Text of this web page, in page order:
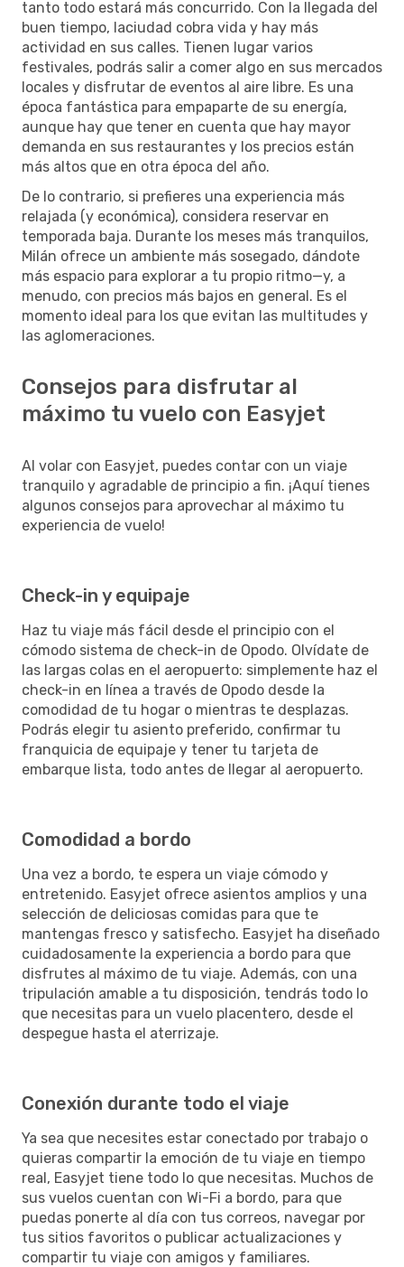
tanto todo estará más concurrido. Con la llegada del
buen tiempo, laciudad cobra vida y hay más
actividad en sus calles. Tienen lugar varios
festivales, podrás salir a comer algo en sus mercados
locales y disfrutar de eventos al aire libre. Es una
época fantástica para empaparte de su energía,
aunque hay que tener en cuenta que hay mayor
demanda en sus restaurantes y los precios están
más altos que en otra época del año.
De lo contrario, si prefieres una experiencia más
relajada (y económica), considera reservar en
temporada baja. Durante los meses más tranquilos,
Milán ofrece un ambiente más sosegado, dándote
más espacio para explorar a tu propio ritmo—y, a
menudo, con precios más bajos en general. Es el
momento ideal para los que evitan las multitudes y
las aglomeraciones.
Consejos para disfrutar al
máximo tu vuelo con Easyjet
Al volar con Easyjet, puedes contar con un viaje
tranquilo y agradable de principio a fin. ¡Aquí tienes
algunos consejos para aprovechar al máximo tu
experiencia de vuelo!
Check-in y equipaje
Haz tu viaje más fácil desde el principio con el
cómodo sistema de check-in de Opodo. Olvídate de
las largas colas en el aeropuerto: simplemente haz el
check-in en línea a través de Opodo desde la
comodidad de tu hogar o mientras te desplazas.
Podrás elegir tu asiento preferido, confirmar tu
franquicia de equipaje y tener tu tarjeta de
embarque lista, todo antes de llegar al aeropuerto.
Comodidad a bordo
Una vez a bordo, te espera un viaje cómodo y
entretenido. Easyjet ofrece asientos amplios y una
selección de deliciosas comidas para que te
mantengas fresco y satisfecho. Easyjet ha diseñado
cuidadosamente la experiencia a bordo para que
disfrutes al máximo de tu viaje. Además, con una
tripulación amable a tu disposición, tendrás todo lo
que necesitas para un vuelo placentero, desde el
despegue hasta el aterrizaje.
Conexión durante todo el viaje
Ya sea que necesites estar conectado por trabajo o
quieras compartir la emoción de tu viaje en tiempo
real, Easyjet tiene todo lo que necesitas. Muchos de
sus vuelos cuentan con Wi-Fi a bordo, para que
puedas ponerte al día con tus correos, navegar por
tus sitios favoritos o publicar actualizaciones y
compartir tu viaje con amigos y familiares.